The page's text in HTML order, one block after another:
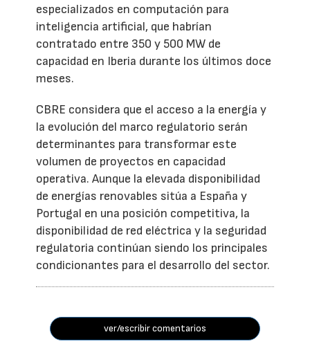
especializados en computación para
inteligencia artificial, que habrían
contratado entre 350 y 500 MW de
capacidad en Iberia durante los últimos doce
meses.
CBRE considera que el acceso a la energía y
la evolución del marco regulatorio serán
determinantes para transformar este
volumen de proyectos en capacidad
operativa. Aunque la elevada disponibilidad
de energías renovables sitúa a España y
Portugal en una posición competitiva, la
disponibilidad de red eléctrica y la seguridad
regulatoria continúan siendo los principales
condicionantes para el desarrollo del sector.
ver/escribir comentarios